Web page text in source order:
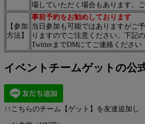
場していただく場合もあります。
【参加
方法】
事前予約をお勧めしております
当日参加も可能ではありますがご
りますのでご注意ください。下記
TwitterまでDMにてご連絡ください
イベントチームゲットの公
↑↑こちらのチーム【ゲット】を友達追加し